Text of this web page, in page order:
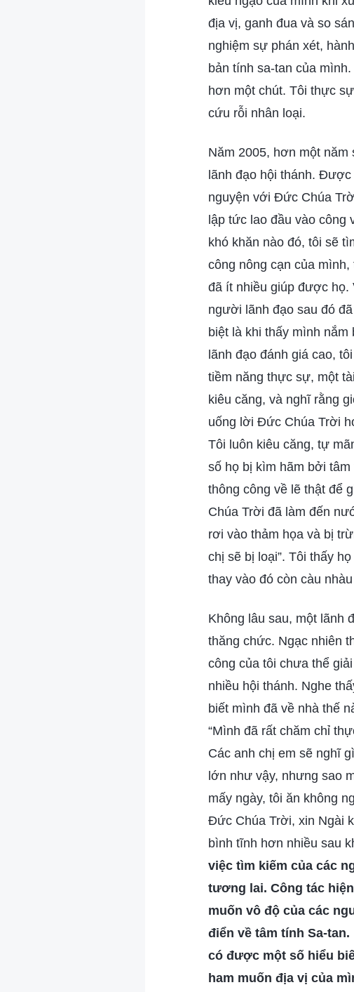
địa vị, ganh đua và so
nghiệm sự phán xét,
bản tính sa-tan của
hơn một chút. Tôi thực
cứu rỗi nhân loại.
Năm 2005, hơn một
lãnh đạo hội thánh.
nguyện với Đức Chúa
lập tức lao đầu vào
khó khăn nào đó, tôi sẽ
công nông cạn của
đã ít nhiều giúp được họ.
người lãnh đạo sau đó
biệt là khi thấy mình
lãnh đạo đánh giá cao,
tiềm năng thực sự, một
kiêu căng, và nghĩ rằng
uống lời Đức Chúa Trời
Tôi luôn kiêu căng, tự
số họ bị kìm hãm bởi
thông công về lẽ thật để
Chúa Trời đã làm đến
rơi vào thảm họa và bị
chị sẽ bị loại”. Tôi thấy
thay vào đó còn càu
Không lâu sau, một lãnh
thăng chức. Ngạc nhiên
công của tôi chưa thể
nhiều hội thánh. Nghe
biết mình đã về nhà thế
“Mình đã rất chăm chỉ
Các anh chị em sẽ nghĩ
lớn như vậy, nhưng sao
mấy ngày, tôi ăn không
Đức Chúa Trời, xin Ngài
bình tĩnh hơn nhiều sau
việc tìm kiếm của các
tương lai. Công tác
muốn vô độ của các
điển về tâm tính Sa-
có được một số hiểu
ham muốn địa vị của